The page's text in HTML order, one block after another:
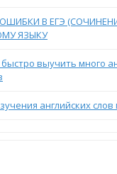
В ЕГЭ
ЯЗЫКУ
выучить много
английских